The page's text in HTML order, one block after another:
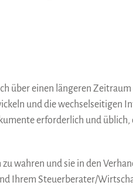
über einen längeren
und die wechselseitigen
erforderlich und üblich,
zu wahren und sie in den
Ihrem Steuerberater/